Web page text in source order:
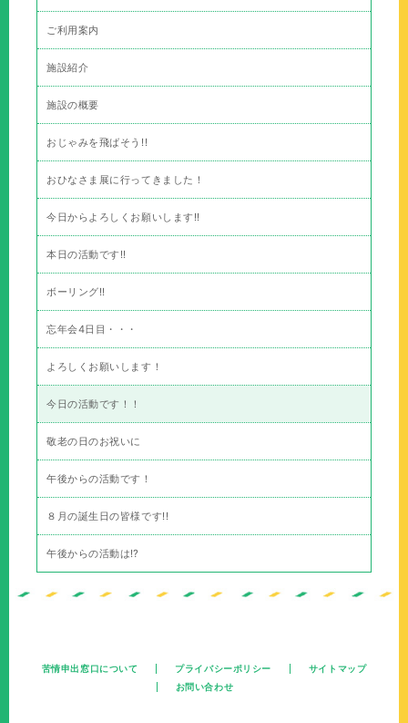
ご利用案内
施設紹介
施設の概要
おじゃみを飛ばそう!!
おひなさま展に行ってきました！
今日からよろしくお願いします!!
本日の活動です!!
ボーリング!!
忘年会4日目・・・
よろしくお願いします！
今日の活動です！！
敬老の日のお祝いに
午後からの活動です！
８月の誕生日の皆様です!!
午後からの活動は⁉
苦情申出窓口について プライバシーポリシー
サイトマップ
お問い合わせ